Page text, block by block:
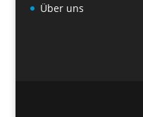
Über uns